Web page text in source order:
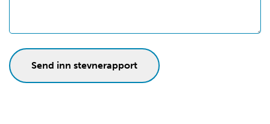
Send inn stevnerapport